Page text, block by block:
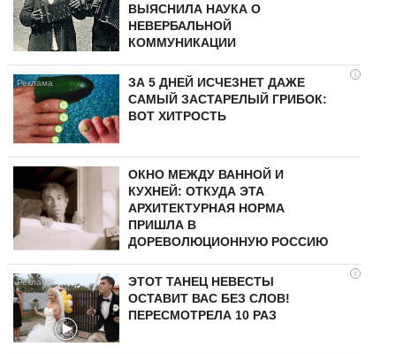
ВЫЯСНИЛА НАУКА О
НЕВЕРБАЛЬНОЙ
КОММУНИКАЦИИ
i
ЗА 5 ДНЕЙ ИСЧЕЗНЕТ ДАЖЕ
САМЫЙ ЗАСТАРЕЛЫЙ ГРИБОК:
ВОТ ХИТРОСТЬ
ОКНО МЕЖДУ ВАННОЙ И
КУХНЕЙ: ОТКУДА ЭТА
АРХИТЕКТУРНАЯ НОРМА
ПРИШЛА В
ДОРЕВОЛЮЦИОННУЮ РОССИЮ
i
ЭТОТ ТАНЕЦ НЕВЕСТЫ
ОСТАВИТ ВАС БЕЗ СЛОВ!
ПЕРЕСМОТРЕЛА 10 РАЗ